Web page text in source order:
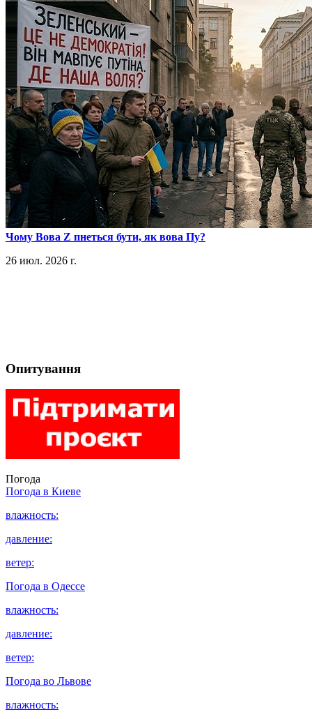
​Чому Вова Z пнеться бути, як вова Пу?
26 июл. 2026 г.
Опитування
Погода
Погода в Киеве
влажность:
давление:
ветер:
Погода в Одессе
влажность:
давление:
ветер:
Погода во Львове
влажность: